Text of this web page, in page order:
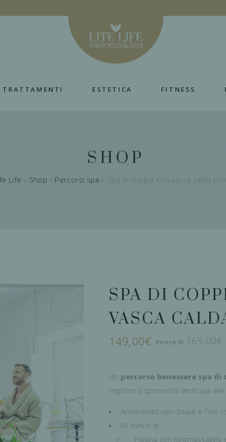
TRATTAMENTI ESTETICA FITNESS
SHOP
Life » Shop » Percorsi spa » Spa di coppia con vasca calda
SPA DI
VASCA
169,00€
149,00€
Un percorso benessere spa di
migliore esperienza dedicata
Armadietto con chiave e Telo
90 minuti di
Piscina con idromassaggio